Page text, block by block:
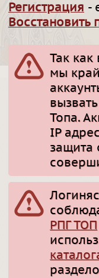
Регистрация -
Восстановить
Так как
мы
Топа.
IP
защита
РПГ ТОП